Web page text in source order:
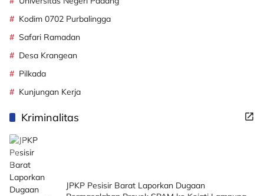
Kodim 0702 Purbalingga
Safari Ramadan
Desa Krangean
Pilkada
Kunjungan Kerja
Kriminalitas
JPKP Pesisir Barat Laporkan Dugaan